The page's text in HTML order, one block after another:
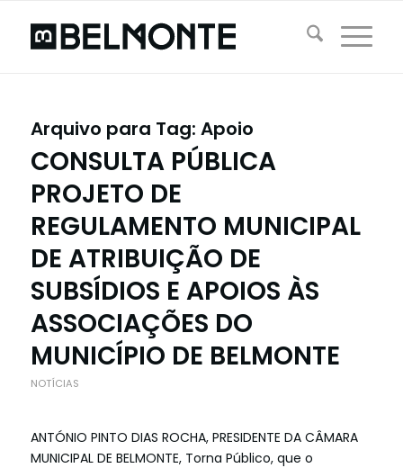
Arquivo para Tag: Apoio
CONSULTA PÚBLICA
PROJETO DE
REGULAMENTO MUNICIPAL
DE ATRIBUIÇÃO DE
SUBSÍDIOS E APOIOS ÀS
ASSOCIAÇÕES DO
MUNICÍPIO DE BELMONTE
NOTÍCIAS
ANTÓNIO PINTO DIAS ROCHA, PRESIDENTE DA CÂMARA
MUNICIPAL DE BELMONTE, Torna Público, que o